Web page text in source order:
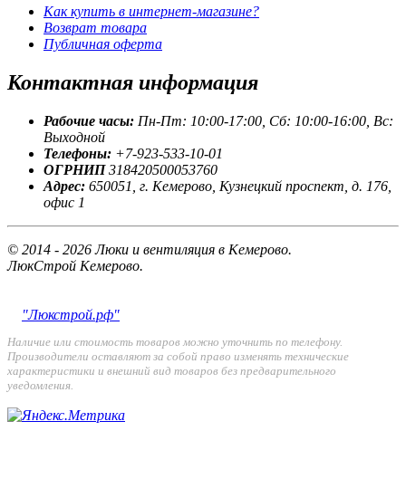
Как купить в интернет-магазине?
Возврат товара
Публичная оферта
Контактная информация
Рабочие часы: Пн-Пт: 10:00-17:00, Сб: 10:00-16:00, Вс:
Выходной
Телефоны: +7-923-533-10-01
ОГРНИП318420500053760
Адрес: 650051, г. Кемерово, Кузнецкий проспект, д. 176,
офис 1
© 2014 - 2026 Люки и вентиляция в Кемерово.
ЛюкСтрой Кемерово.
"Люкстрой.рф"
Наличие или стоимость товаров можно уточнить по телефону.
Производители оставляют за собой право изменять технические
характеристики и внешний вид товаров без предварительного
уведомления.